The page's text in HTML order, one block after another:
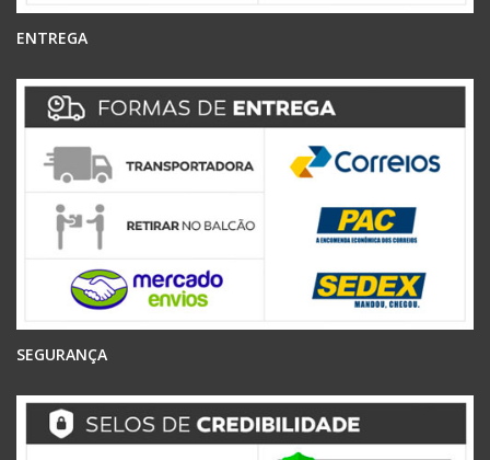
ENTREGA
SEGURANÇA